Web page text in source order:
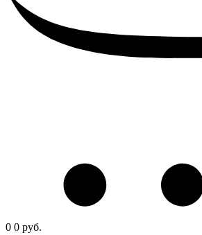
0 0 руб.